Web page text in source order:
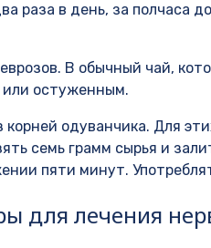
раза в день, за полчаса
В обычный чай,
или остуженным.
корней одуванчика. Для
семь грамм сырья и
пяти минут.
для лечения